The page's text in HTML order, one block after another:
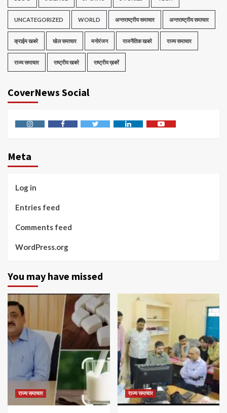
UNCATEGORIZED WORLD अन्तराष्ट्रीय समाचार अन्तराष्ट्रीय समाचार
क्राईम खबरे खेल समाचार मनोरंजन राजनैतिक खबरे राज्य समाचार
राज्य समाचार राष्ट्रीय खबरे राष्ट्रीय ख़बरें
CoverNews Social
Meta
Log in
Entries feed
Comments feed
WordPress.org
You may have missed
राज्य समाचार राज्य समाचार